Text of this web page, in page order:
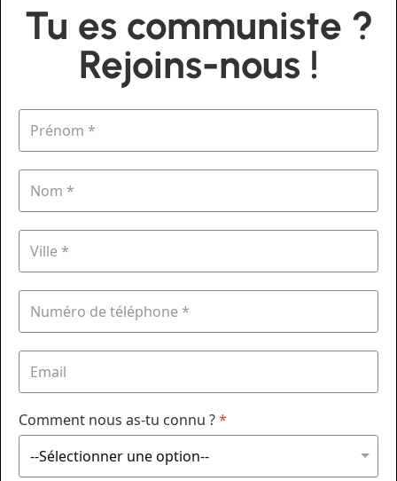
Tu es communiste ?
Rejoins-nous !
Comment nous as-tu connu ?*